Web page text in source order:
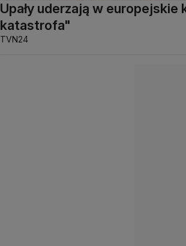
Upały uderzają w europejskie
katastrofa"
TVN24